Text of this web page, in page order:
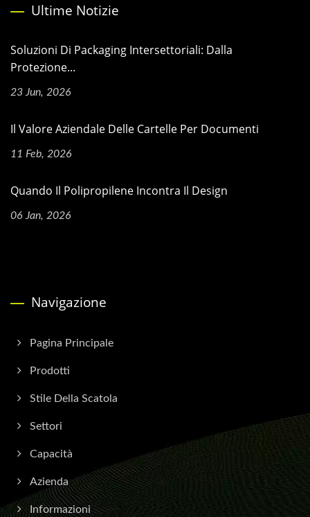
Ultime Notizie
Soluzioni Di Packaging Intersettoriali: Dalla
Protezione...
23 Jun, 2026
Il Valore Aziendale Delle Cartelle Per Documenti
11 Feb, 2026
Quando Il Polipropilene Incontra Il Design
06 Jan, 2026
Navigazione
Pagina Principale
Prodotti
Stile Della Scatola
Settori
Capacità
Azienda
Informazioni